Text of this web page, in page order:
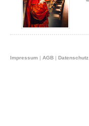
Impressum | AGB | Datenschutz